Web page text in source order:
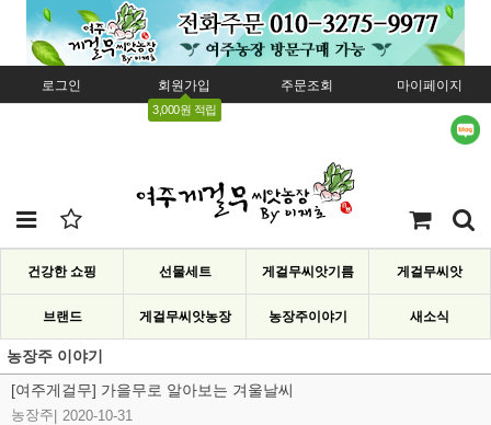
로그인 회원가입
3,000원 적립
주문조회 마이페이지
건강한 쇼핑 선물세트 게걸무씨앗기름 게걸무씨앗
브랜드 게걸무씨앗농장 농장주이야기 새소식
농장주 이야기
[여주게걸무] 가을무로 알아보는 겨울날씨
농장주 2020-10-31